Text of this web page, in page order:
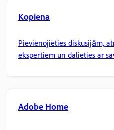
Kopiena
Pievienojieties diskusijām,
ekspertiem un dalieties ar
Adobe Home